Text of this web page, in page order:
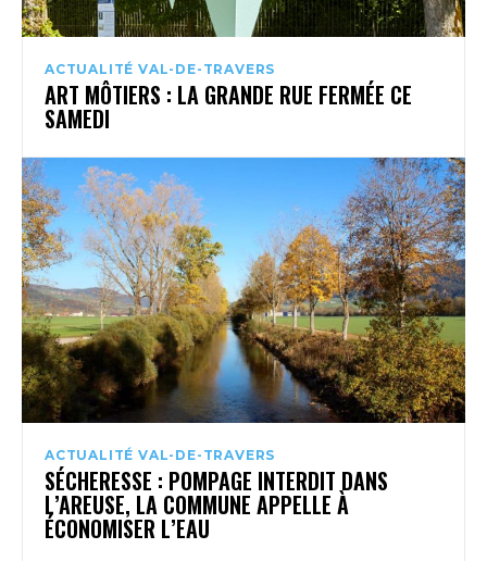
ACTUALITÉ VAL-DE-TRAVERS
ART MÔTIERS : LA GRANDE RUE FERMÉE CE
SAMEDI
ACTUALITÉ VAL-DE-TRAVERS
SÉCHERESSE : POMPAGE INTERDIT DANS
L’AREUSE, LA COMMUNE APPELLE À
ÉCONOMISER L’EAU